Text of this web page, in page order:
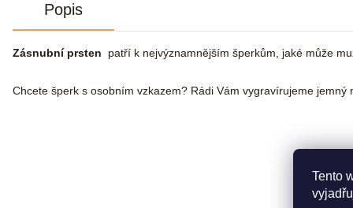
Tento
Popis
Zásnubní prsten patří k nejvýznamnějším šperkům, jaké může
Chcete šperk s osobním vzkazem? Rádi Vám vygravírujeme